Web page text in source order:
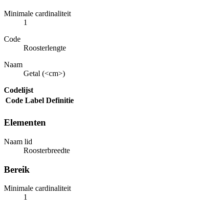
Minimale cardinaliteit
1
Code
Roosterlengte
Naam
Getal (<cm>)
Codelijst
Code Label Definitie
Elementen
Naam lid
Roosterbreedte
Bereik
Minimale cardinaliteit
1